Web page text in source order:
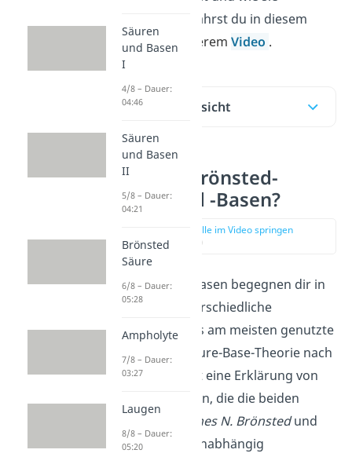
funktioniert, erfährst du in diesem
Beitrag und unseremVideo .
Inhaltsübersicht
Was sind Brönsted-
Säuren und -Basen?
zur Stelle im Video springen
(00:15)
Zu Säuren und Basen begegnen dir in
der Chemie unterschiedliche
Erklärungen. Das am meisten genutzte
Modell ist die Säure-Base-Theorie nach
Brönsted. Das ist eine Erklärung von
Säuren und Basen, die die beiden
Chemiker
Johannes N. Brönstedund
Thomas Lowry
unabhängig
Säuren
und Basen
I
4/8 – Dauer:
04:46
Säuren
und Basen
II
5/8 – Dauer:
04:21
Brönsted
Säure
6/8 – Dauer:
05:28
Ampholyte
7/8 – Dauer:
03:27
Laugen
8/8 – Dauer:
05:20